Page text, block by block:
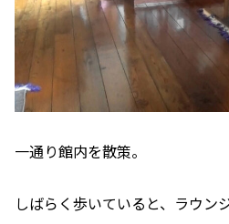
一通り館内を散策。
しばらく歩いていると、ラウン